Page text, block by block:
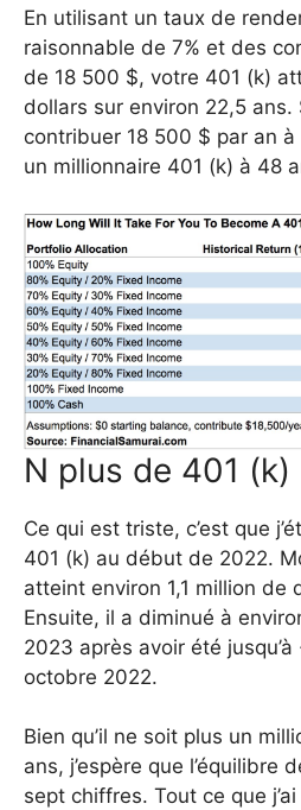
En utilisant un taux de
raisonnable de 7% et des
de 18 500 $, votre 401 (k)
dollars sur environ 22,5 ans.
contribuer 18 500 $ par an
un millionnaire 401 (k) à 48
N plus de 401
Ce qui est triste, c’est que
401 (k) au début de 2022.
atteint environ 1,1 million de
Ensuite, il a diminué à
2023 après avoir été
octobre 2022.
Bien qu’il ne soit plus un
ans, j’espère que l’équilibre
sept chiffres. Tout ce que